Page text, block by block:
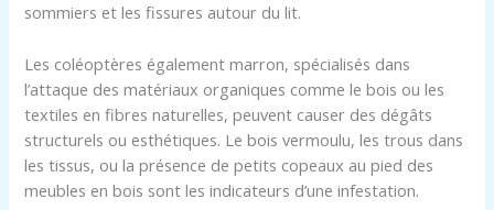
sommiers et les fissures autour du lit.
Les coléoptères également marron, spécialisés dans
l’attaque des matériaux organiques comme le bois ou les
textiles en fibres naturelles, peuvent causer des dégâts
structurels ou esthétiques. Le bois vermoulu, les trous dans
les tissus, ou la présence de petits copeaux au pied des
meubles en bois sont les indicateurs d’une infestation.